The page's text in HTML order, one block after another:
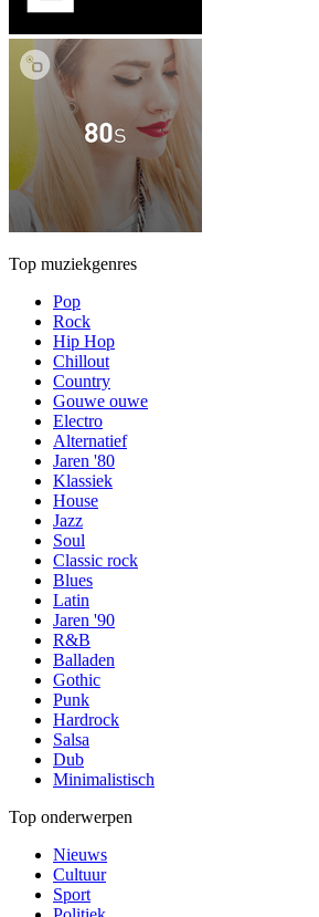
Top muziekgenres
Pop
Rock
Hip Hop
Chillout
Country
Gouwe ouwe
Electro
Alternatief
Jaren '80
Klassiek
House
Jazz
Soul
Classic rock
Blues
Latin
Jaren '90
R&B
Balladen
Gothic
Punk
Hardrock
Salsa
Dub
Minimalistisch
Top onderwerpen
Nieuws
Cultuur
Sport